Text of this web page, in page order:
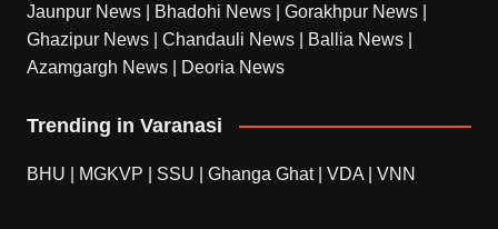
Jaunpur News
Bhadohi News Gorakhpur News
Ghazipur News
Chandauli News Ballia News
Azamgargh News
Deoria News
Trending in Varanasi
BHU MGKVP SSU Ghanga Ghat| VDA VNN